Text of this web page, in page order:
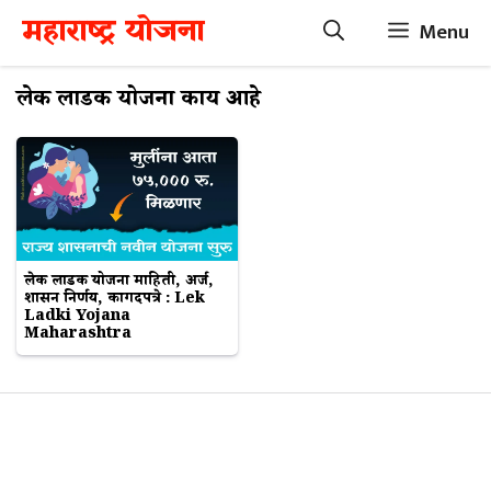
Skip
content
महाराष्ट्र योजना Menu
लेक लाडकी योजना काय आहे
लेक लाडकी योजना माहिती, अर्ज,
शासन निर्णय, कागदपत्रे : Lek
Ladki Yojana
Maharashtra